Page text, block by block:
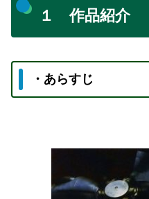
１ 作品紹介
・あらすじ